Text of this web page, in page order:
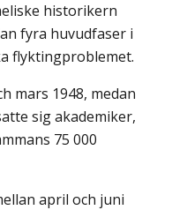
historikern
fyra huvudfaser i
flyktingproblemet.
mars 1948, medan
sig akademiker,
75 000
april och juni